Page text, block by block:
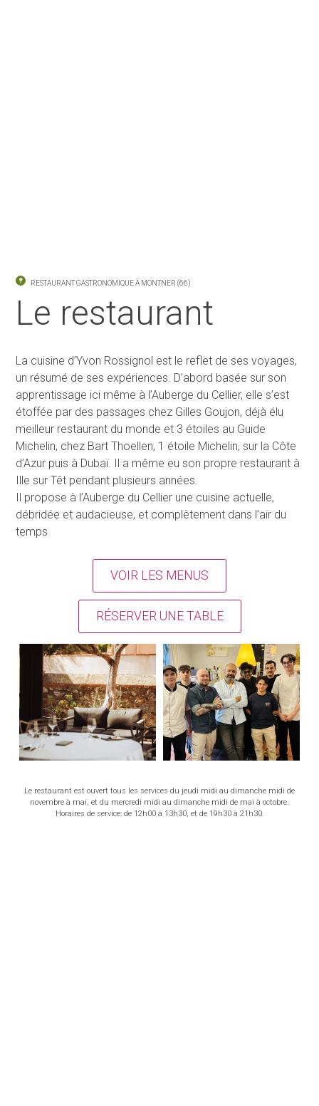
RESTAURANT GASTRONOMIQUE À MONTNER (66)
Le restaurant
La cuisine d’Yvon Rossignol est le reflet de ses voyages,
un résumé de ses expériences. D’abord basée sur son
apprentissage ici même à l’Auberge du Cellier, elle s’est
étoffée par des passages chez Gilles Goujon, déjà élu
Michelin, chez Bart Thoellen, 1 étoile Michelin, sur la Côte
d’Azur puis à Dubaï. Il a même eu son propre restaurant à
Ille sur Têt pendant plusieurs années.
Il propose à l’Auberge du Cellier une cuisine actuelle,
débridée et audacieuse, et complètement dans l’air du
temps
VOIR LES MENUS